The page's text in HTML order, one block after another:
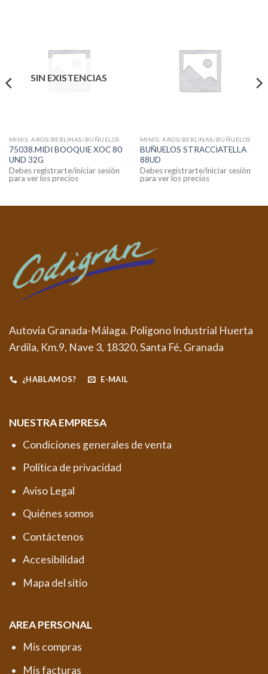
SIN EXISTENCIAS
MINIS: AROS/BERLINAS/BUÑUELOS
75038.MIDI BOOQUIE XOC 80
UND 32G
Debes registrarte/iniciar sesión
para ver los precios
MINIS: AROS/BERLINAS/BUÑUELOS
BUÑUELOS STRACCIATELLA
88UD
Debes registrarte/iniciar sesión
para ver los precios
Autovía Granada-Málaga. Polígono Industrial Huerta
Ardila, Km.9, Nave 3, 18320, Santa Fé, Granada
¿HABLAMOS? E-MAIL
NUESTRA EMPRESA
Condiciones generales de venta
Política de privacidad
Aviso Legal
Quiénes somos
Contáctenos
Accesibilidad
Mapa del sitio
AREA PERSONAL
Mis compras
Mis facturas